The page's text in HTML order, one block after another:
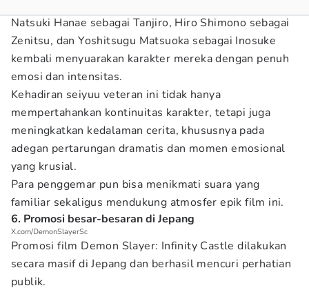
Natsuki Hanae sebagai Tanjiro, Hiro Shimono sebagai
Zenitsu, dan Yoshitsugu Matsuoka sebagai Inosuke
kembali menyuarakan karakter mereka dengan penuh
emosi dan intensitas.
Kehadiran seiyuu veteran ini tidak hanya
mempertahankan kontinuitas karakter, tetapi juga
meningkatkan kedalaman cerita, khususnya pada
adegan pertarungan dramatis dan momen emosional
yang krusial.
Para penggemar pun bisa menikmati suara yang
familiar sekaligus mendukung atmosfer epik film ini.
6. Promosi besar-besaran di Jepang
X.com/DemonSlayerSc
Promosi film Demon Slayer: Infinity Castle dilakukan
secara masif di Jepang dan berhasil mencuri perhatian
publik.